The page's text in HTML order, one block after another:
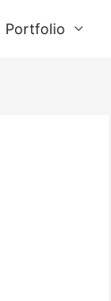
Portfolio